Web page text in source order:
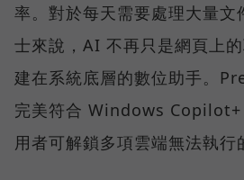
率。對於每天需要處理大量文
士來說，AI 不再只是網頁上
建在系統底層的數位助手。
完美符合 Windows Copilot+
用者可解鎖多項雲端無法執行